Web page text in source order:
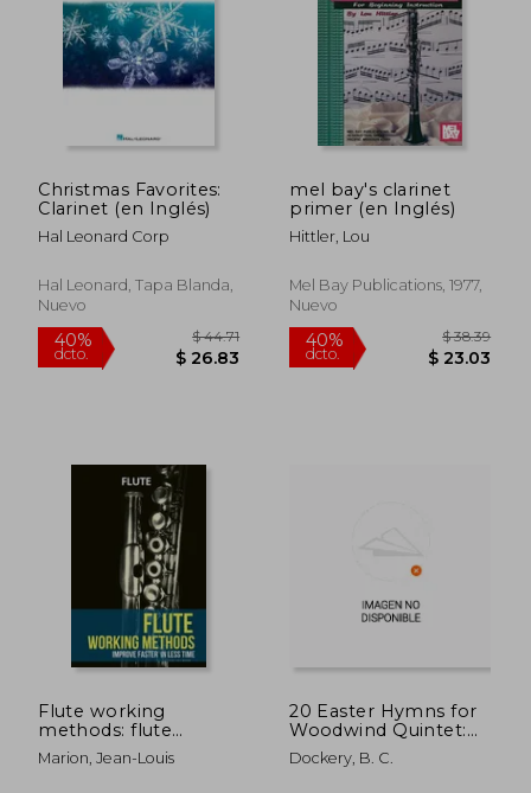
Christmas Favorites:
Clarinet (en Inglés)
Hal Leonard Corp
Hal Leonard, Tapa Blanda,
Nuevo
mel bay's clarinet
primer (en Inglés)
Hittler, Lou
Mel Bay Publications, 1977,
Nuevo
Flute working
methods: flute
method - improve
faster in less time (en
Marion, Jean-Louis
20 Easter Hymns for
Woodwind Quintet:
Vols. 1 & 2 (en Inglés)
Dockery, B. C.